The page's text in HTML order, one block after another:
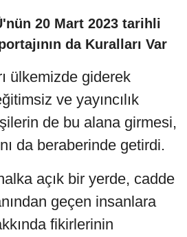
20 Mart 2023 tarihli
da Kuralları Var
ülkemizde giderek
ve yayıncılık
de bu alana girmesi,
da beraberinde getirdi.
açık bir yerde, cadde
geçen insanlara
fikirlerinin